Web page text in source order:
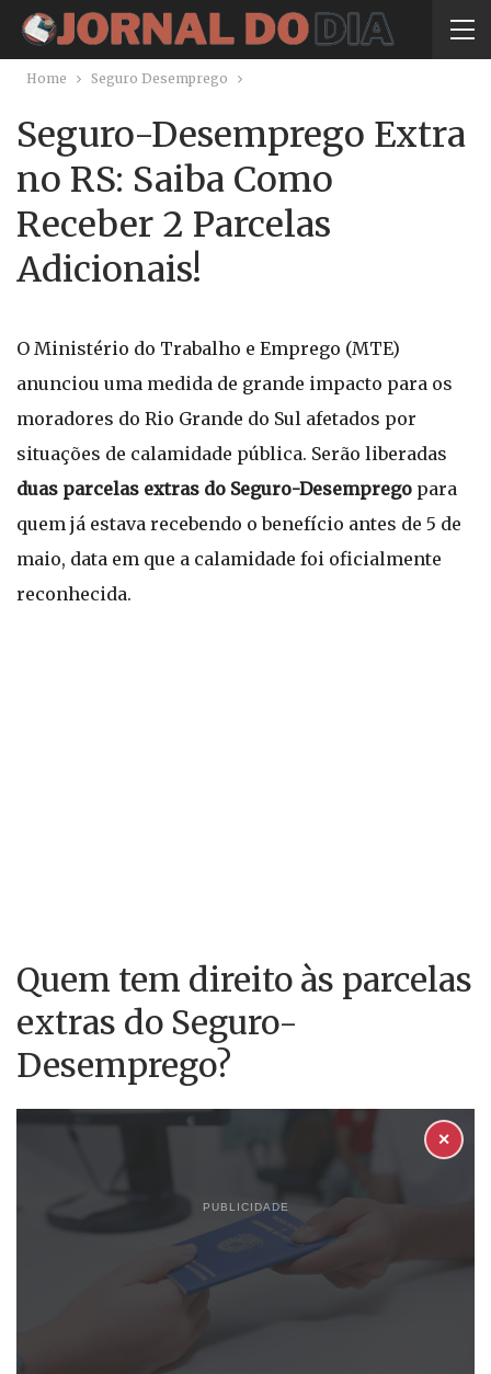
Home Seguro Desemprego
Seguro-Desemprego Extra
no RS: Saiba Como
Receber 2 Parcelas
Adicionais!
O Ministério do Trabalho e Emprego (MTE)
anunciou uma medida de grande impacto para os
moradores do Rio Grande do Sul afetados por
situações de calamidade pública. Serão liberadas
duas parcelas extras do Seguro-Desemprego para
quem já estava recebendo o benefício antes de 5 de
maio, data em que a calamidade foi oficialmente
reconhecida.
Quem tem direito às parcelas
extras do Seguro-
Desemprego?
PUBLICIDADE
✕